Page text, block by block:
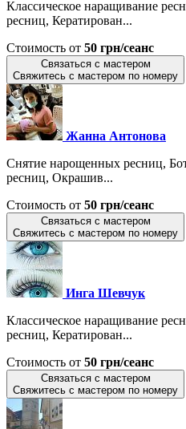
Классическое наращивание
ресниц, Кератирован...
Стоимость от 50 грн/сеанс
Связаться с мастером
Свяжитесь с мастером по номеру
Жанна Антонова
Снятие нарощенных ресниц,
ресниц, Окрашив...
Стоимость от 50 грн/сеанс
Связаться с мастером
Свяжитесь с мастером по номеру
Инга Шевчук
Классическое наращивание
ресниц, Кератирован...
Стоимость от 50 грн/сеанс
Связаться с мастером
Свяжитесь с мастером по номеру